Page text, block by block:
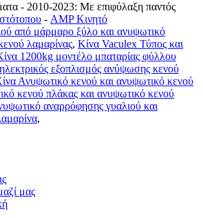
- 2010-2023: Με επιφύλαξη παντός
- AMP Κινητό
από μάρμαρο ξύλο και ανυψωτικό
λαμαρίνας, Κίνα Vaculex Τύπος και
1200kg μοντέλο μπαταρίας φύλλου
εξοπλισμός ανύψωσης κενού
Ανυψωτικό κενού και ανυψωτικό κενού
κενού πλάκας και ανυψωτικό κενού
αναρρόφησης γυαλιού και
,
μας